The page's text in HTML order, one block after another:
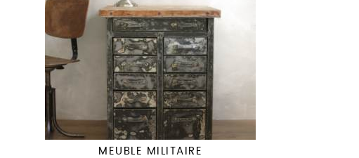
MEUBLE MILITAIRE